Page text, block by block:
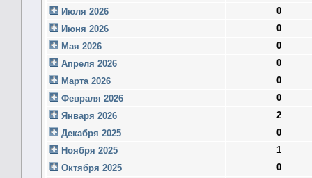
Июля 2026
0
Июня 2026
0
Мая 2026
0
Апреля 2026
0
Марта 2026
0
Февраля 2026
0
Января 2026
2
Декабря 2025
0
Ноября 2025
1
Октября 2025
0